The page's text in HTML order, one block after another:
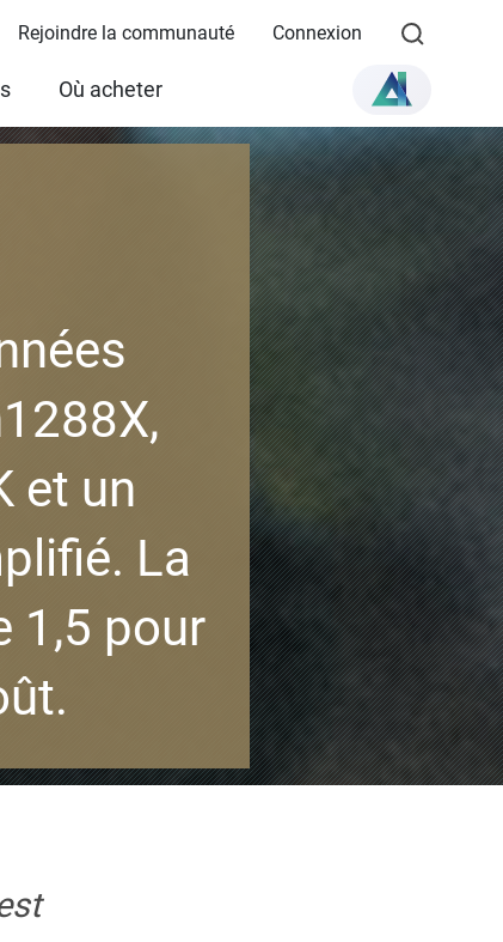
Rejoindre la communauté Connexion
Où acheter
et un
La
1,5 pour